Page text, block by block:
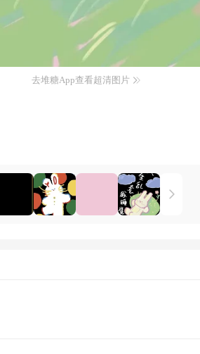
去堆糖App查看超清图片